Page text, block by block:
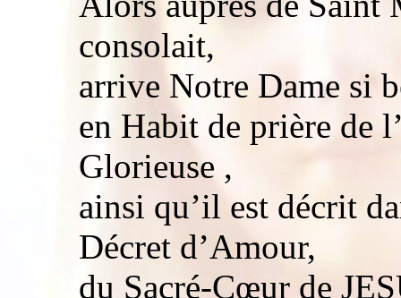
consolait,
arrive Notre Dame si
en Habit de prière de
Glorieuse ,
ainsi qu’il est décrit
Décret d’Amour,
du Sacré-Cœur de